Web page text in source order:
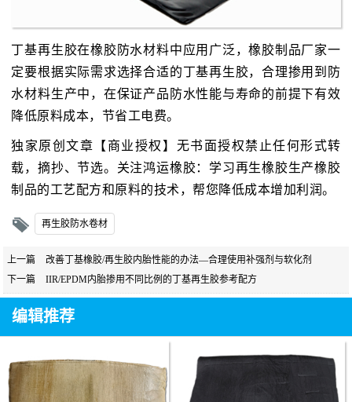
丁基再生胶在橡胶防水材料中应用广泛，橡胶制品厂家一
定要根据实际需求选择合适的丁基再生胶，合理掺用到防
水材料生产中，在保证产品防水性能与寿命的前提下有效
降低原料成本，节省工电费。
独家原创文章【商业授权】无书面授权禁止任何形式转
载，摘抄、节选。关注鸿运橡胶：学习再生橡胶生产橡胶
制品的工艺配方和原料的技术，帮您降低成本增加利润。
再生胶防水卷材
上一篇
改善丁基橡胶/再生胶内胎性能的办法—合理使用补强剂与软化剂
下一篇
IIR/EPDM内胎掺用不同比例的丁基再生胶参考配方
编辑推荐